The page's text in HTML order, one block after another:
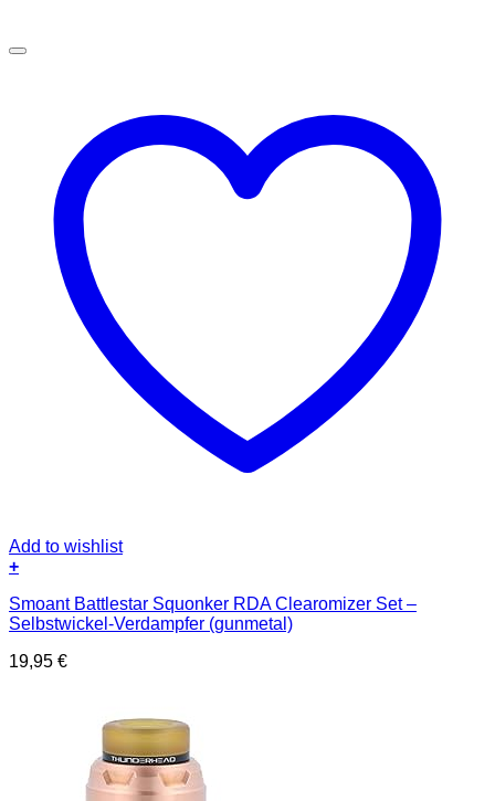
Add to wishlist
+
Smoant Battlestar Squonker RDA Clearomizer Set –
Selbstwickel-Verdampfer (gunmetal)
19,95 €